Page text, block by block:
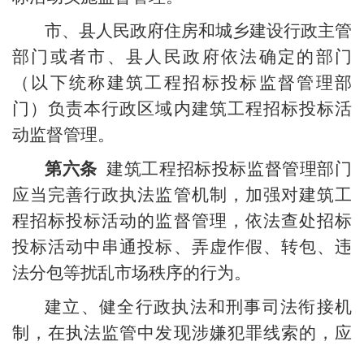
市、县人民政府住房和城乡建设行政主管
部门或者市、县人民政府依法确定的部门
（以下统称建筑工程招标投标监督管理部
门）负责本行政区域内建筑工程招标投标活
动监督管理。
第六条 建筑工程招标投标监督管理部门
应当完善行政执法监管机制，加强对建筑工
程招标投标活动的监督管理，依法查处招标
投标活动中串通投标、弄虚作假、转包、违
法分包等扰乱市场秩序的行为。
建立、健全行政执法和刑事司法衔接机
制，在执法监管中发现涉嫌犯罪线索的，应